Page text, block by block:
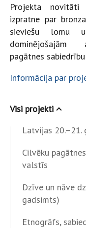
Projekta novitāti
izpratne par
sieviešu lomu
dominējošajām
pagātnes
Informācija par
Visi projekti
Latvijas 20.–21.
Cilvēku
valstīs
Dzīve un nāve
gadsimts)
Etnogrāfs,